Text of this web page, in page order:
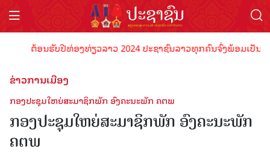
ຕ້ອນຮັບປີທ່ອງທ່ຽວລາວ 2024 ປະຊາຊົນລາວທຸກຄົນຈົ່ງພ້ອມເປັນເຈົ້
ຂ່າວການເມືອງ
ກອງປະຊຸມໃຫຍ່ສະມາຊິກພັກ ອົງຄະນະພັກ ຄຕພ
ກອງປະຊຸມໃຫຍ່ສະມາຊິກພັກ ອົງຄະນະພັກ
ຄຕພ